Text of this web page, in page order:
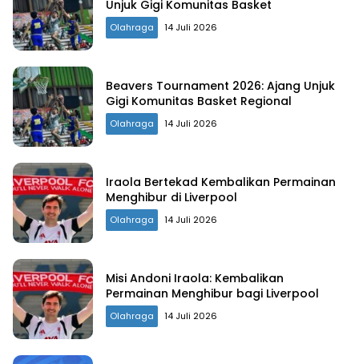
Unjuk Gigi Komunitas Basket
Olahraga 14 Juli 2026
Beavers Tournament 2026: Ajang Unjuk
Gigi Komunitas Basket Regional
Olahraga 14 Juli 2026
Iraola Bertekad Kembalikan Permainan
Menghibur di Liverpool
Olahraga 14 Juli 2026
Misi Andoni Iraola: Kembalikan
Permainan Menghibur bagi Liverpool
Olahraga 14 Juli 2026